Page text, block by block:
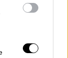
για